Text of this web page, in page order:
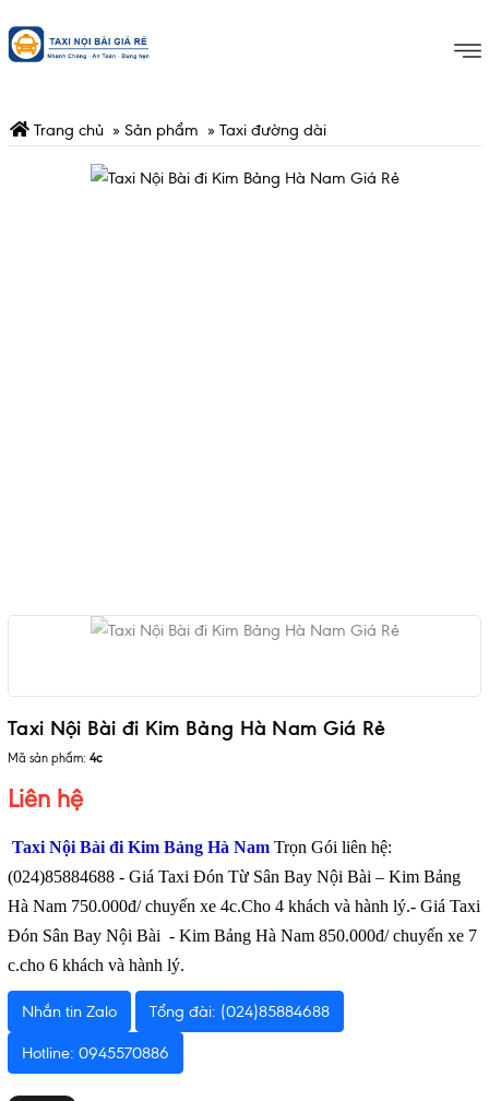
Trang chủ » Sản phẩm » Taxi đường dài
Taxi Nội Bài đi Kim Bảng Hà Nam Giá Rẻ
Mã sản phẩm: 4c
Liên hệ
Taxi Nội Bài đi Kim Bảng Hà Nam Trọn Gói liên hệ:
(024)85884688 - Giá Taxi Đón Từ Sân Bay Nội Bài – Kim Bảng
Hà Nam 750.000đ/ chuyến xe 4c.Cho 4 khách và hành lý.- Giá Taxi
Đón Sân Bay Nội Bài - Kim Bảng Hà Nam 850.000đ/ chuyến xe 7
c.cho 6 khách và hành lý.
Nhắn tin Zalo Tổng đài: (024)85884688
Hotline: 0945570886